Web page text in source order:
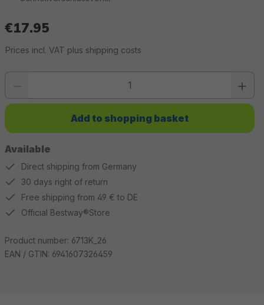
€17.95
Prices incl. VAT plus shipping costs
Available
Product quantity: Enter the desired value or use the buttons to increase or
Add to shopping basket
Direct shipping from Germany
30 days right of return
Free shipping from 49 € to DE
Official Bestway®Store
Product number: 6713K_26
EAN / GTIN: 6941607326459